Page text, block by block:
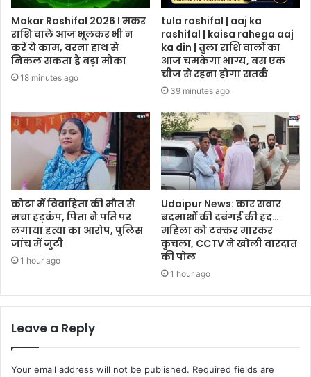
Makar Rashifal 2026 I मकर
राशि वाले आज भूलकर भी न
करें ये काम, वरना हाथ से
निकल सकता है बड़ा मौका
18 minutes ago
tula rashifal | aaj ka
rashifal | kaisa rahega aaj
ka din | तुला राशि वालों का
आज चमकेगा भाग्य, बस एक
चीज से रहना होगा सतर्क
39 minutes ago
कोटा में विवाहिता की मौत से
मचा हड़कंप, पिता ने पति पर
लगाया हत्या का आरोप, पुलिस
जांच में जुटी
1 hour ago
Udaipur News: कार सवार
बदमाशों की दबंगई की हद…
महिला को टक्कर मारकर
कुचला, CCTV ने खोली वारदात
की पोल
1 hour ago
Leave a Reply
Your email address will not be published. Required fields are